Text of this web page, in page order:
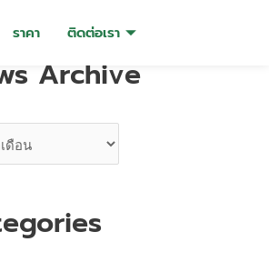
ราคา ติดต่อเรา
Archive